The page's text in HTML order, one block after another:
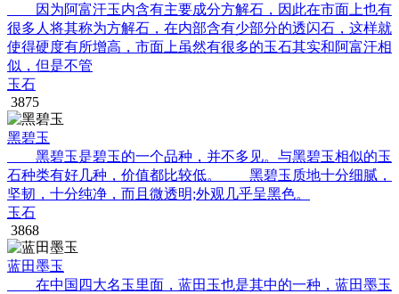
因为阿富汗玉内含有主要成分方解石，因此在市面上也有
很多人将其称为方解石，在内部含有少部分的透闪石，这样就
使得硬度有所增高，市面上虽然有很多的玉石其实和阿富汗相
似，但是不管
玉石
3875
黑碧玉
黑碧玉是碧玉的一个品种，并不多见。与黑碧玉相似的玉
石种类有好几种，价值都比较低。 黑碧玉质地十分细腻，
坚韧，十分纯净，而且微透明;外观几乎呈黑色。
玉石
3868
蓝田墨玉
在中国四大名玉里面，蓝田玉也是其中的一种，蓝田墨玉